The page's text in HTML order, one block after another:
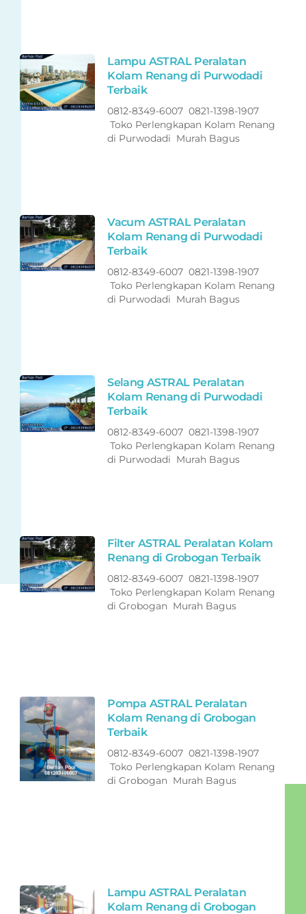
Lampu ASTRAL Peralatan
Kolam Renang di Purwodadi
Terbaik
0812-8349-6007 0821-1398-1907
Toko Perlengkapan Kolam Renang
di Purwodadi Murah Bagus
Vacum ASTRAL Peralatan
Kolam Renang di Purwodadi
Terbaik
0812-8349-6007 0821-1398-1907
Toko Perlengkapan Kolam Renang
di Purwodadi Murah Bagus
Selang ASTRAL Peralatan
Kolam Renang di Purwodadi
Terbaik
0812-8349-6007 0821-1398-1907
Toko Perlengkapan Kolam Renang
di Purwodadi Murah Bagus
Filter ASTRAL Peralatan Kolam
Renang di Grobogan Terbaik
0812-8349-6007 0821-1398-1907
Toko Perlengkapan Kolam Renang
di Grobogan Murah Bagus
Pompa ASTRAL Peralatan
Kolam Renang di Grobogan
Terbaik
0812-8349-6007 0821-1398-1907
Toko Perlengkapan Kolam Renang
di Grobogan Murah Bagus
Lampu ASTRAL Peralatan
Kolam Renang di Grobogan